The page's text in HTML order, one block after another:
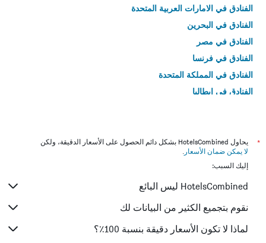
الفنادق في الامارات العربية المتحدة
الفنادق في البحرين
الفنادق في مصر
الفنادق في فرنسا
الفنادق في المملكة المتحدة
الفنادق في إيطاليا
*
يحاول HotelsCombined بشكل دائم الحصول على الأسعار الدقيقة، ولكن
لا يمكن ضمان الأسعار .
إليك السبب:
HotelsCombined ليس البائع
نقوم بتجميع الكثير من البيانات لك
لماذا لا تكون الأسعار دقيقة بنسبة 100٪؟